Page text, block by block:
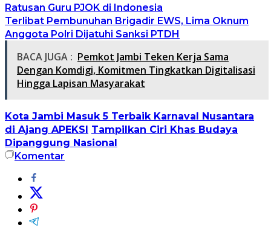
Ratusan Guru PJOK di Indonesia
Terlibat Pembunuhan Brigadir EWS, Lima Oknum
Anggota Polri Dijatuhi Sanksi PTDH
BACA JUGA : Pemkot Jambi Teken Kerja Sama
Dengan Komdigi, Komitmen Tingkatkan Digitalisasi
Hingga Lapisan Masyarakat
Kota Jambi Masuk 5 Terbaik Karnaval Nusantara
di Ajang APEKSI Tampilkan Ciri Khas Budaya
Dipanggung Nasional
Komentar